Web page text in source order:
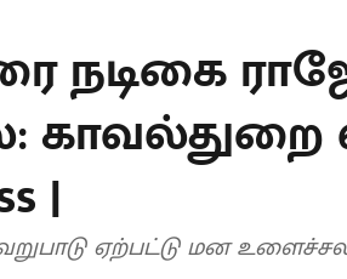
நடிகை
|
ஏற்பட்டு மன